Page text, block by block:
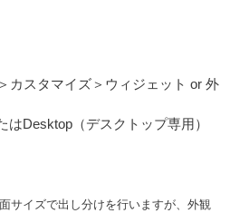
カスタマイズ＞ウィジェット or 外
はDesktop（デスクトップ専用）
サイズで出し分けを行いますが、外観